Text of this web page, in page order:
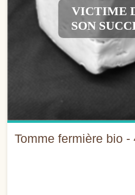
VICTIME
SON
Tomme fermière bio -